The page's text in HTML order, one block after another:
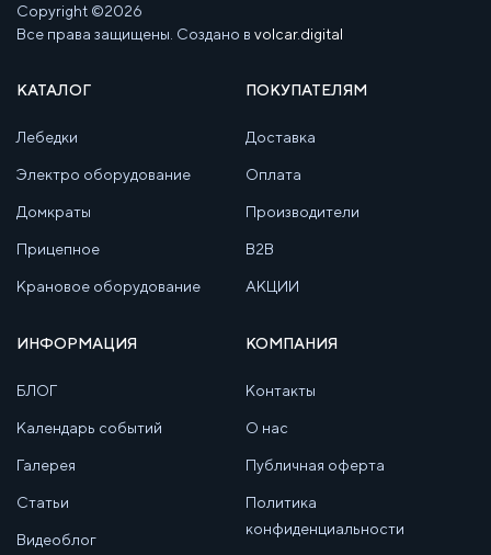
Copyright ©2026
Все права защищены. Создано в volcar.digital
КАТАЛОГ
Лебедки
Электро оборудование
Домкраты
Прицепное
Крановое оборудование
ПОКУПАТЕЛЯМ
Доставка
Оплата
Производители
B2B
АКЦИИ
ИНФОРМАЦИЯ
БЛОГ
Календарь событий
Галерея
Статьи
Видеоблог
КОМПАНИЯ
Контакты
О нас
Публичная оферта
Политика
конфиденциальности